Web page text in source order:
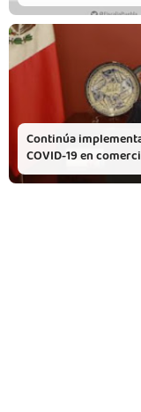
Continúa
COVID-19 en